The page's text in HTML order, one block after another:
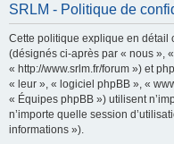
SRLM - Politique de
Cette politique explique en détail
(désignés ci-après par « nous »,
« http://www.srlm.fr/forum ») et
« leur », « logiciel phpBB », «
« Équipes phpBB ») utilisent
n’importe quelle session
informations »).